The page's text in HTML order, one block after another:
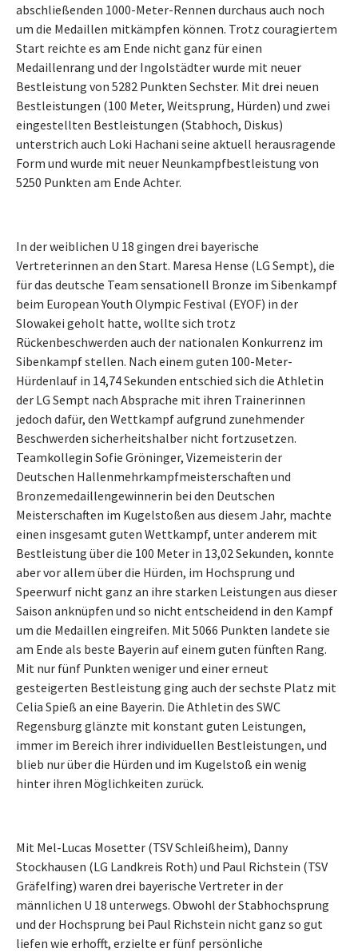
abschließenden 1000-Meter-Rennen durchaus auch noch
um die Medaillen mitkämpfen können. Trotz couragiertem
Start reichte es am Ende nicht ganz für einen
Medaillenrang und der Ingolstädter wurde mit neuer
Bestleistung von 5282 Punkten Sechster. Mit drei neuen
Bestleistungen (100 Meter, Weitsprung, Hürden) und zwei
eingestellten Bestleistungen (Stabhoch, Diskus)
unterstrich auch Loki Hachani seine aktuell herausragende
Form und wurde mit neuer Neunkampfbestleistung von
5250 Punkten am Ende Achter.
In der weiblichen U 18 gingen drei bayerische
Vertreterinnen an den Start. Maresa Hense (LG Sempt), die
für das deutsche Team sensationell Bronze im Sibenkampf
beim European Youth Olympic Festival (EYOF) in der
Slowakei geholt hatte, wollte sich trotz
Rückenbeschwerden auch der nationalen Konkurrenz im
Sibenkampf stellen. Nach einem guten 100-Meter-
Hürdenlauf in 14,74 Sekunden entschied sich die Athletin
der LG Sempt nach Absprache mit ihren Trainerinnen
jedoch dafür, den Wettkampf aufgrund zunehmender
Beschwerden sicherheitshalber nicht fortzusetzen.
Teamkollegin Sofie Gröninger, Vizemeisterin der
Deutschen Hallenmehrkampfmeisterschaften und
Bronzemedaillengewinnerin bei den Deutschen
Meisterschaften im Kugelstoßen aus diesem Jahr, machte
einen insgesamt guten Wettkampf, unter anderem mit
Bestleistung über die 100 Meter in 13,02 Sekunden, konnte
aber vor allem über die Hürden, im Hochsprung und
Speerwurf nicht ganz an ihre starken Leistungen aus dieser
Saison anknüpfen und so nicht entscheidend in den Kampf
um die Medaillen eingreifen. Mit 5066 Punkten landete sie
am Ende als beste Bayerin auf einem guten fünften Rang.
Mit nur fünf Punkten weniger und einer erneut
gesteigerten Bestleistung ging auch der sechste Platz mit
Celia Spieß an eine Bayerin. Die Athletin des SWC
Regensburg glänzte mit konstant guten Leistungen,
immer im Bereich ihrer individuellen Bestleistungen, und
blieb nur über die Hürden und im Kugelstoß ein wenig
hinter ihren Möglichkeiten zurück.
Mit Mel-Lucas Mosetter (TSV Schleißheim), Danny
Stockhausen (LG Landkreis Roth) und Paul Richstein (TSV
Gräfelfing) waren drei bayerische Vertreter in der
männlichen U 18 unterwegs. Obwohl der Stabhochsprung
und der Hochsprung bei Paul Richstein nicht ganz so gut
liefen wie erhofft, erzielte er fünf persönliche